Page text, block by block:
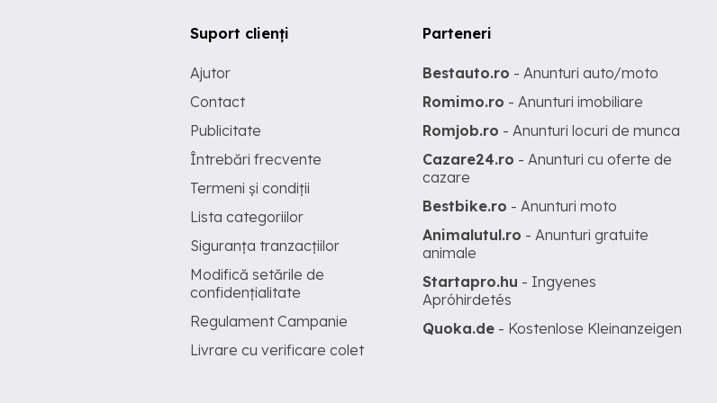
Suport clienți
Ajutor
Contact
Publicitate
Întrebări frecvente
Termeni și condiții
Lista categoriilor
Siguranța tranzacțiilor
Modifică setările de
confidențialitate
Regulament Campanie
Livrare cu verificare colet
Parteneri
Bestauto.ro - Anunturi auto/moto
Romimo.ro - Anunturi imobiliare
Romjob.ro - Anunturi locuri de munca
Cazare24.ro - Anunturi cu oferte de
cazare
Bestbike.ro - Anunturi moto
Animalutul.ro - Anunturi gratuite
animale
Startapro.hu - Ingyenes
Apróhirdetés
Quoka.de - Kostenlose Kleinanzeigen